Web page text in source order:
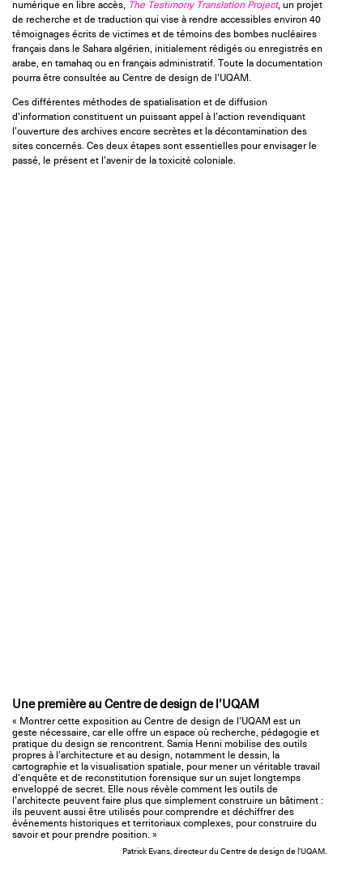
numérique en libre accès, The Testimony Translation Project, un projet
de recherche et de traduction qui vise à rendre accessibles environ 40
témoignages écrits de victimes et de témoins des bombes nucléaires
français dans le Sahara algérien, initialement rédigés ou enregistrés en
arabe, en tamahaq ou en français administratif. Toute la documentation
pourra être consultée au Centre de design de l’UQAM.
Ces différentes méthodes de spatialisation et de diffusion
d’information constituent un puissant appel à l’action revendiquant
l’ouverture des archives encore secrètes et la décontamination des
sites concernés. Ces deux étapes sont essentielles pour envisager le
passé, le présent et l’avenir de la toxicité coloniale.
Une première au Centre de design de l’UQAM
« Montrer cette exposition au Centre de design de l’UQAM est un
geste nécessaire, car elle offre un espace où recherche, pédagogie et
pratique du design se rencontrent. Samia Henni mobilise des outils
propres à l’architecture et au design, notamment le dessin, la
cartographie et la visualisation spatiale, pour mener un véritable travail
d’enquête et de reconstitution forensique sur un sujet longtemps
enveloppé de secret. Elle nous révèle comment les outils de
l’architecte peuvent faire plus que simplement construire un bâtiment :
ils peuvent aussi être utilisés pour comprendre et déchiffrer des
événements historiques et territoriaux complexes, pour construire du
savoir et pour prendre position. »
Patrick Evans, directeur du Centre de design de l’UQAM.